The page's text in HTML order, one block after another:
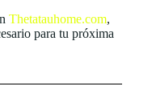
Thetatauhome.com,
para tu próxima